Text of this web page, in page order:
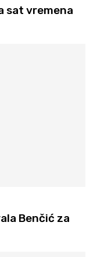
sat vremena
Benčić za